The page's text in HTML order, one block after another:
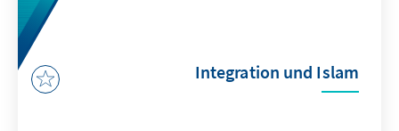
Integration und Islam